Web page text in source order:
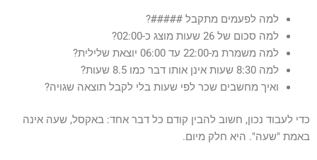
למה לפעמים מתקבל #####
?
למה סכום של 26 שעות מוצג כ-02:00?
למה משמרת מ-22:00 עד 06:00 יוצאת שלילית?
למה 8:30 שעות אינן אותו דבר כמו 8.5 שעות?
ואיך מחשבים שכר לפי שעות בלי לקבל תוצאה שגויה?
כדי לעבוד נכון, חשוב להבין קודם כל דבר אחד: באקסל, שעה אינה
באמת "שעה". היא חלק מיום.